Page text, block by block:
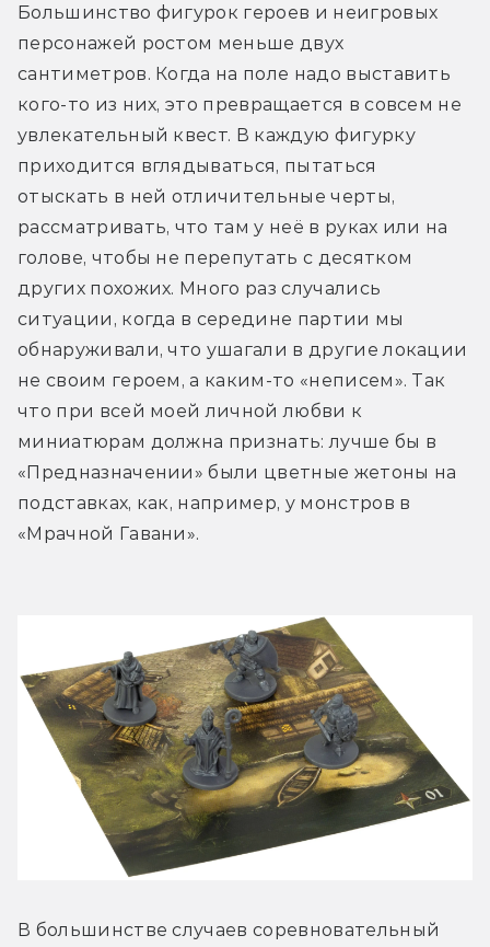
Большинство фигурок героев и неигровых
персонажей ростом меньше двух
сантиметров. Когда на поле надо выставить
кого-то из них, это превращается в совсем не
увлекательный квест. В каждую фигурку
приходится вглядываться, пытаться
отыскать в ней отличительные черты,
рассматривать, что там у неё в руках или на
голове, чтобы не перепутать с десятком
других похожих. Много раз случались
ситуации, когда в середине партии мы
обнаруживали, что ушагали в другие локации
не своим героем, а каким-то «неписем». Так
что при всей моей личной любви к
миниатюрам должна признать: лучше бы в
«Предназначении» были цветные жетоны на
подставках, как, например, у монстров в
«Мрачной Гавани».
В большинстве случаев соревновательный